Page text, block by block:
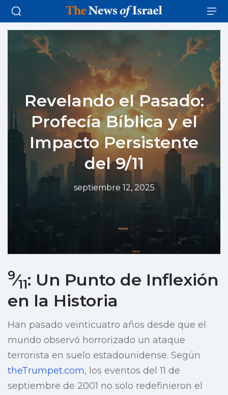
Revelando el Pasado:
Profecía Bíblica y el
Impacto Persistente
del 9/11
septiembre 12, 2025
9⁄11: Un Punto de Inflexión
en la Historia
Han pasado veinticuatro años desde que el
mundo observó horrorizado un ataque
terrorista en suelo estadounidense. Según
theTrumpet.com, los eventos del 11 de
septiembre de 2001 no solo redefinieron el